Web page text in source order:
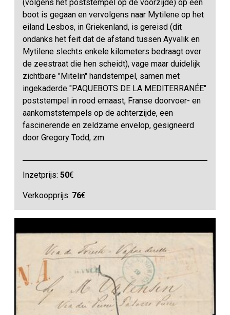
(volgens het poststempel op de voorzijde) op een
boot is gegaan en vervolgens naar Mytilene op het
eiland Lesbos, in Griekenland, is gereisd (dit
ondanks het feit dat de afstand tussen Ayvalik en
Mytilene slechts enkele kilometers bedraagt over
de zeestraat die hen scheidt), vage maar duidelijk
zichtbare "Mitelin" handstempel, samen met
ingekaderde "PAQUEBOTS DE LA MEDITERRANÉE"
poststempel in rood ernaast, Franse doorvoer- en
aankomststempels op de achterzijde, een
fascinerende en zeldzame envelop, gesigneerd
door Gregory Todd, zm
Inzetprijs:50€
Verkoopprijs: 76€